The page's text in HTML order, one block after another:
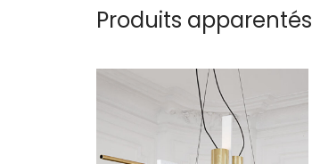
Produits apparentés